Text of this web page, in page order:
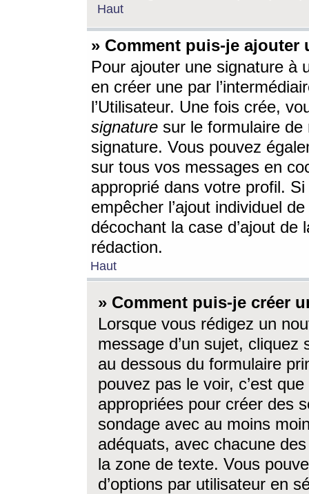
Haut
» Comment puis-je ajouter
Pour ajouter une signature à
en créer une par
l’Utilisateur. Une fois crée,
signature sur le formulaire de
signature. Vous pouvez
sur tous vos messages en
approprié dans votre profil.
empêcher l’ajout individuel
décochant la case d’ajout
rédaction.
Haut
» Comment puis-je créer
Lorsque vous rédigez un
message d’un sujet, cliquez
au dessous du formulaire
pouvez pas le voir, c’est
appropriées pour créer des
sondage avec au moins
adéquats, avec chacune
la zone de texte. Vous
d’options par utilisateur en